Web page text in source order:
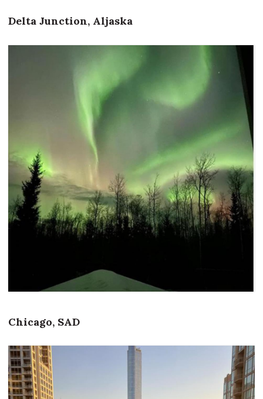
Delta Junction, Aljaska
Chicago, SAD